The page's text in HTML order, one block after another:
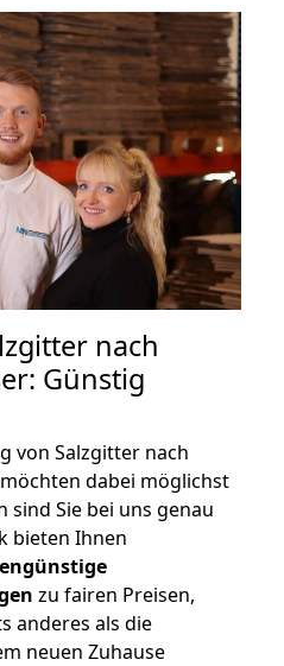
nach
Günstig
von Salzgitter nach
dabei möglichst
sind Sie bei uns genau
bieten Ihnen
zu fairen Preisen,
anderes als die
neuen Zuhause